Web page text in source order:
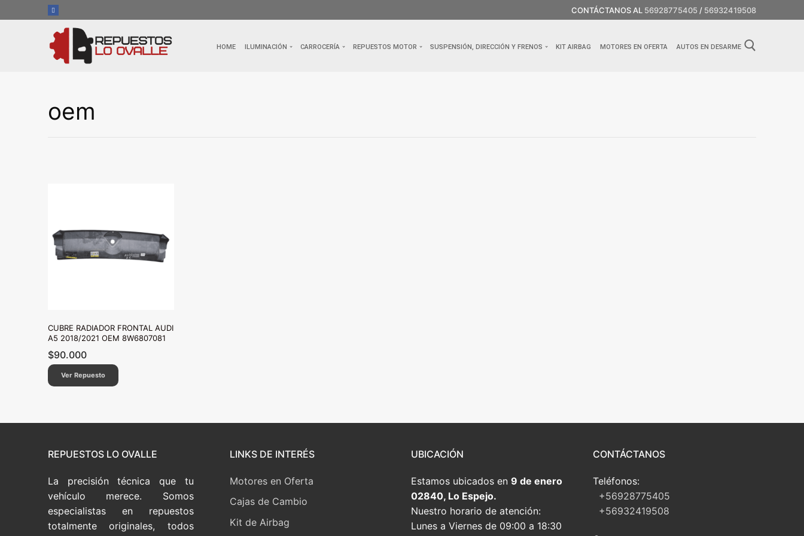
al
CONTÁCTANOS AL 56928775405 / 56932419508
HOME ILUMINACIÓN CARROCERÍA REPUESTOS MOTOR SUSPENSIÓN, DIRECCIÓN Y FRENOS KIT AIRBAG MOTORES EN OFERTA AUTOS EN DESARME
oem
CUBRE RADIADOR FRONTAL AUDI
A5 2018/2021 OEM 8W6807081
$90.000
Ver Repuesto
REPUESTOS LO OVALLE
La precisión técnica que tu
vehículo merece. Somos
especialistas en repuestos
totalmente originales, todos
LINKS DE INTERÉS
Motores en Oferta
Cajas de Cambio
Kit de Airbag
UBICACIÓN
Estamos ubicados en 9 de enero
02840, Lo Espejo.
Nuestro horario de atención:
Lunes a Viernes de 09:00 a 18:30
CONTÁCTANOS
Teléfonos:
+56928775405
+56932419508